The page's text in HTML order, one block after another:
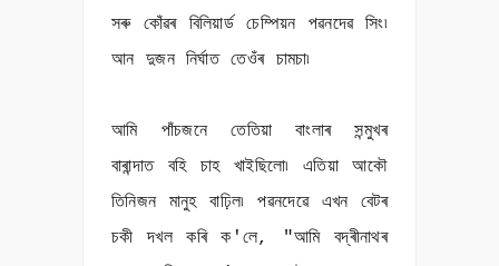
সৰু কোঁৱৰ বিলিয়াৰ্ড চেম্পিয়ন পৱনদেৱ সিং৷
আন দুজন নিৰ্ঘাত তেওঁৰ চামচা৷
আমি পাঁচজনে তেতিয়া বাংলাৰ সন্মুখৰ
বাৰান্দাত বহি চাহ খাইছিলো৷ এতিয়া আকৌ
তিনিজন মানুহ বাঢ়িল৷ পৱনদেৱে এখন বেটৰ
চকী দখল কৰি ক'লে, "আমি বদ্ৰীনাথৰ